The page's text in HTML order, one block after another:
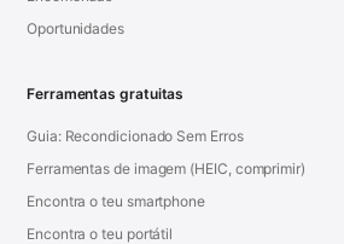
Oportunidades
Ferramentas gratuitas
Guia: Recondicionado Sem Erros
Ferramentas de imagem (HEIC, comprimir)
Encontra o teu smartphone
Encontra o teu portátil